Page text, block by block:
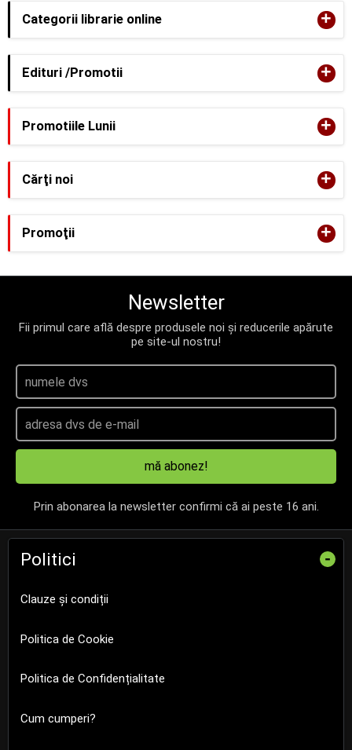
Categorii librarie online +
Edituri /Promotii +
Promotiile Lunii +
Cărţi noi +
Promoţii +
Newsletter
Fii primul care află despre produsele noi și reducerile apărute
pe site-ul nostru!
mă abonez!
Prin abonarea la newsletter confirmi că ai peste 16 ani.
Politici -
Clauze și condiții
Politica de Cookie
Politica de Confidențialitate
Cum cumperi?